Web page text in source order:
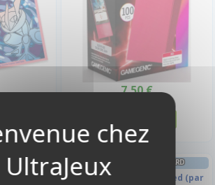
7,50 €
- Jaune
PROTÈGES CARTES STANDARD
KMC - Hyper MAT PRO Red (par